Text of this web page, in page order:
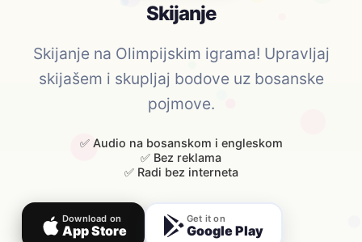
Skijanje
Skijanje na Olimpijskim igrama! Upravljaj
skijašem i skupljaj bodove uz bosanske
pojmove.
✅ Audio na bosanskom i engleskom
✅ Bez reklama
✅ Radi bez interneta
Download on
App Store
Get it on
Google Play